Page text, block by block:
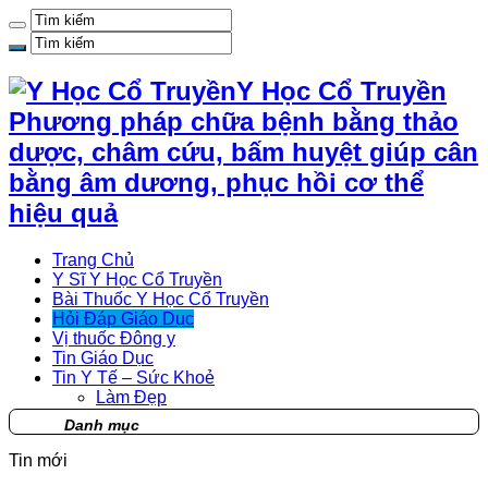
Y Học Cổ Truyền
Phương pháp chữa bệnh bằng thảo
dược, châm cứu, bấm huyệt giúp cân
bằng âm dương, phục hồi cơ thể
hiệu quả
Trang Chủ
Y Sĩ Y Học Cổ Truyền
Bài Thuốc Y Học Cổ Truyền
Hỏi Đáp Giáo Dục
Vị thuốc Đông y
Tin Giáo Dục
Tin Y Tế – Sức Khoẻ
Làm Đẹp
Danh mục
Tin mới